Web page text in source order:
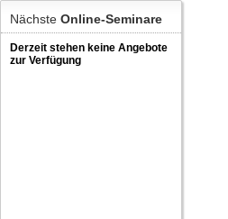
Nächste Online-Seminare
Derzeit stehen keine Angebote
zur Verfügung